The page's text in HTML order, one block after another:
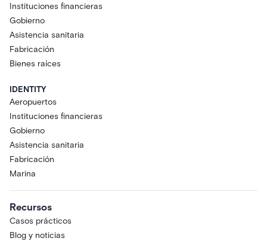
Instituciones financieras
Gobierno
Asistencia sanitaria
Fabricación
Bienes raíces
IDENTITY
Aeropuertos
Instituciones financieras
Gobierno
Asistencia sanitaria
Fabricación
Marina
Recursos
Casos prácticos
Blog y noticias